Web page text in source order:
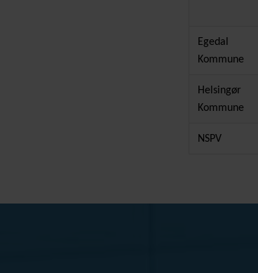
Egedal
Kommune
Helsingør
Kommune
NSPV